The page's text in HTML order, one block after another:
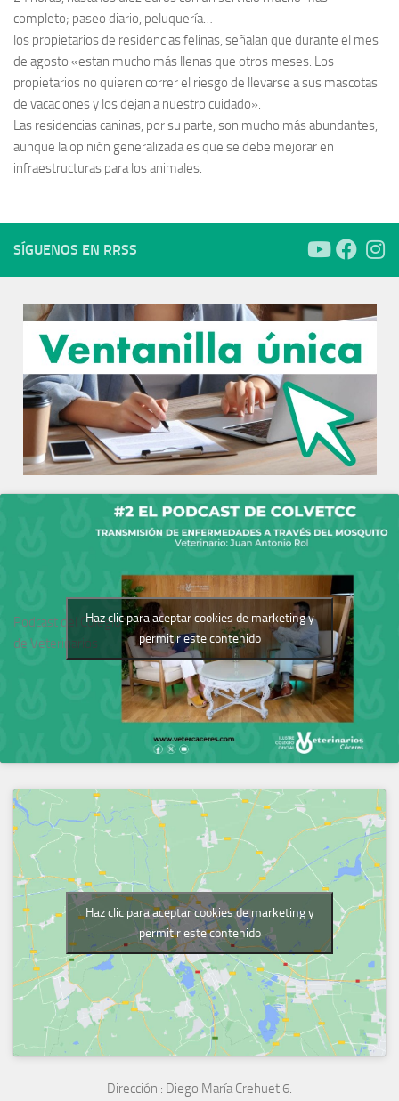
completo; paseo diario, peluquería…
los propietarios de residencias felinas, señalan que durante el mes
de agosto «estan mucho más llenas que otros meses. Los
propietarios no quieren correr el riesgo de llevarse a sus mascotas
de vacaciones y los dejan a nuestro cuidado».
Las residencias caninas, por su parte, son mucho más abundantes,
aunque la opinión generalizada es que se debe mejorar en
infraestructuras para los animales.
SÍGUENOS EN RRSS
Podcast del Colegio
de Veterinarios
Haz clic para aceptar cookies de marketing y
permitir este contenido
Haz clic para aceptar cookies de marketing y
permitir este contenido
Dirección : Diego María Crehuet 6.